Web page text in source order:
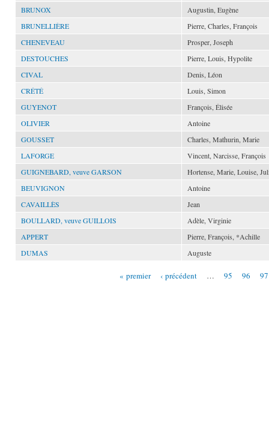
BRUNOX
Augustin, Eugène
BRUNELLIÈRE
Pierre, Charles, François
CHENEVEAU
Prosper, Joseph
DESTOUCHES
Pierre, Louis, Hypolite
CIVAL
Denis, Léon
CRÉTÉ
Louis, Simon
GUYENOT
François, Élisée
OLIVIER
Antoine
GOUSSET
Charles, Mathurin, Marie
LAFORGE
Vincent, Narcisse, François
GUIGNEBARD, veuve GARSON
Hortense, Marie, Louise,
BEUVIGNON
Antoine
CAVAILLÈS
Jean
BOULLARD, veuve GUILLOIS
Adèle, Virginie
APPERT
Pierre, François, *Achille
DUMAS
Auguste
« premier ‹ précédent … 95 96 97